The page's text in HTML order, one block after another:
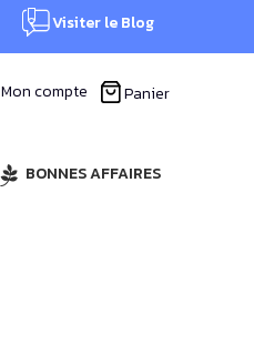
Visiter le Blog
Mon compte Panier
BONNES AFFAIRES